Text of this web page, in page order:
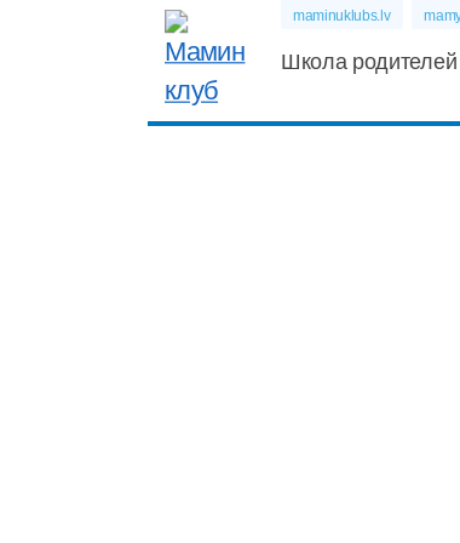
maminuklubs.lv
Школа родителей